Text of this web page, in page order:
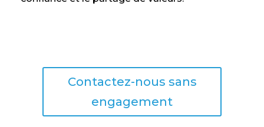
Contactez-nous sans
engagement